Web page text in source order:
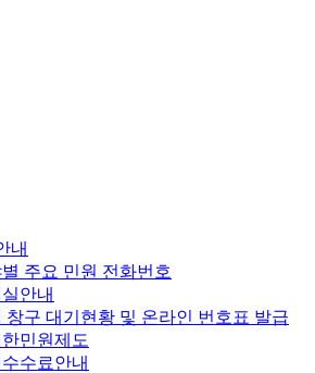
내
주요 민원 전화번호
안내
창구 대기현황 및 온라인 번호표 발급
민원제도
수료안내